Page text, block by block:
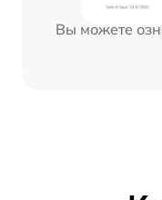
Вы можете